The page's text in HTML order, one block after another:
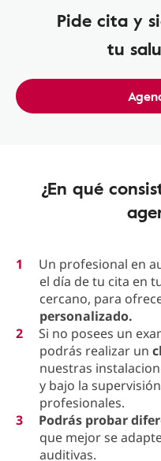
Pide cita y
tu
¿En qué
Un profesional en
el día de tu cita en
cercano, para
personalizado.
Si no posees un
podrás realizar un
nuestras
y bajo la
profesionales.
Podrás probar
que mejor se
auditivas.